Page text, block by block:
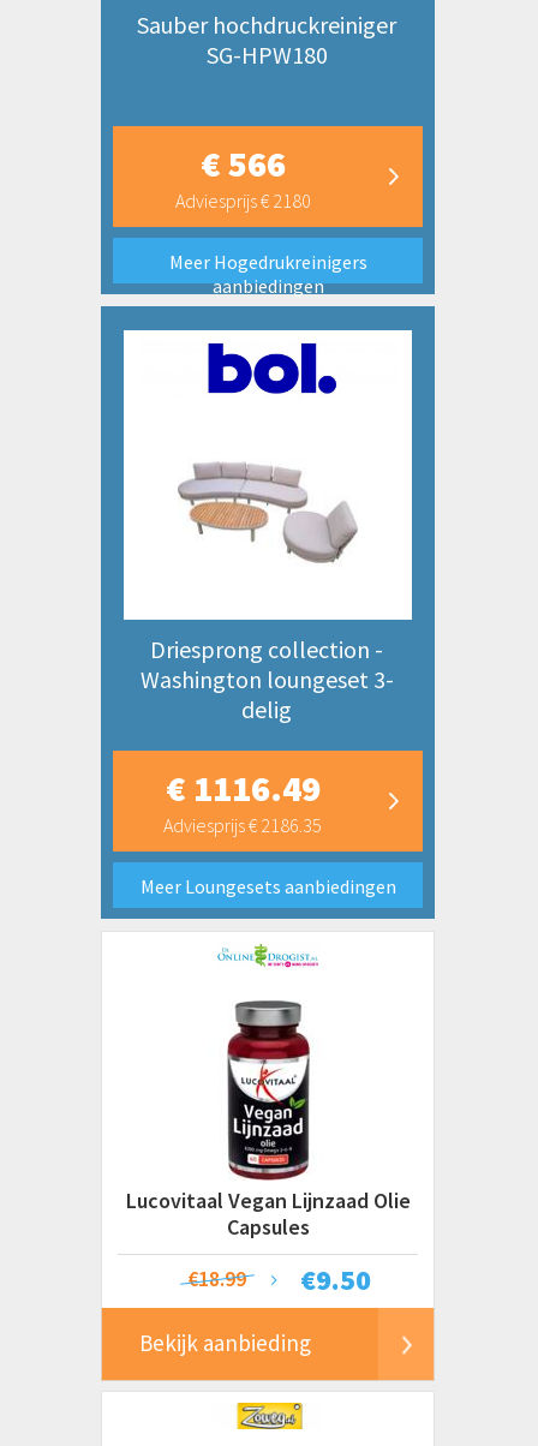
Sauber hochdruckreiniger
SG-HPW180
€ 566
Adviesprijs € 2180
Meer Hogedrukreinigers
aanbiedingen
Driesprong collection -
Washington loungeset 3-
delig
€ 1116.49
Adviesprijs € 2186.35
Meer Loungesets aanbiedingen
Lucovitaal Vegan Lijnzaad Olie
Capsules
€9.50
€18.99
Bekijk aanbieding